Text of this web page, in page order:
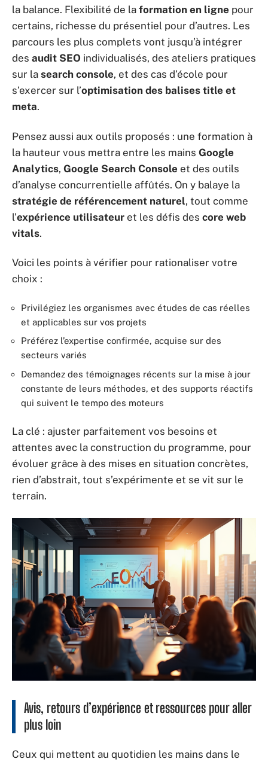
la balance. Flexibilité de la formation en ligne pour
certains, richesse du présentiel pour d’autres. Les
parcours les plus complets vont jusqu’à intégrer
des audit SEO individualisés, des ateliers pratiques
sur la search console, et des cas d’école pour
s’exercer sur l’optimisation des balises title et
meta.
Pensez aussi aux outils proposés : une formation à
la hauteur vous mettra entre les mains Google
Analytics, Google Search Console et des outils
d’analyse concurrentielle affûtés. On y balaye la
stratégie de référencement naturel, tout comme
l’expérience utilisateur et les défis des core web
vitals.
Voici les points à vérifier pour rationaliser votre
choix :
Privilégiez les organismes avec études de cas réelles
et applicables sur vos projets
Préférez l’expertise confirmée, acquise sur des
secteurs variés
Demandez des témoignages récents sur la mise à jour
constante de leurs méthodes, et des supports réactifs
qui suivent le tempo des moteurs
La clé : ajuster parfaitement vos besoins et
attentes avec la construction du programme, pour
évoluer grâce à des mises en situation concrètes,
rien d’abstrait, tout s’expérimente et se vit sur le
terrain.
Avis, retours d’expérience et ressources pour aller
plus loin
Ceux qui mettent au quotidien les mains dans le